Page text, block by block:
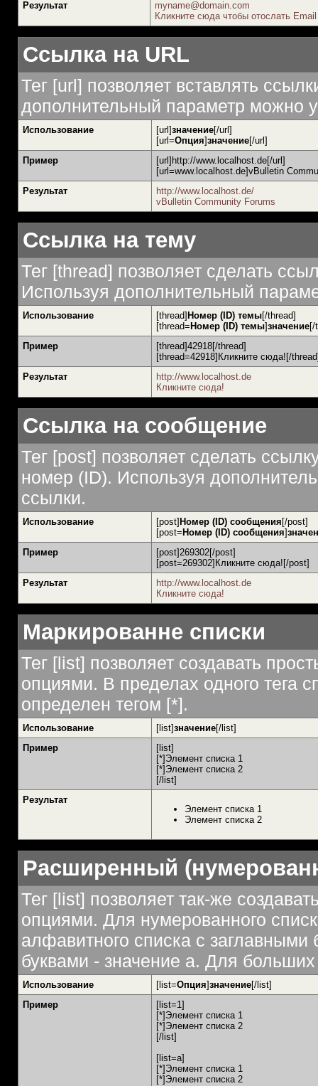
Результат
myname@domain.com
Кликните сюда чтобы отослать Email
Ссылка на URL
Тег [url] позволяет вставлять
дополнительный параметр можно
Использование [url]значение[/url]
[url=Опция]значение[/url]
Пример
[url]http://www.localhost.de[/url]
[url=www.localhost.de]vBulletin
Результат
http://www.localhost.de/
vBulletin Community Forums
Ссылка на тему
Тег [thread] позволяет сделать
Используя дополнительный
Использование [thread] Номер (ID) темы[/thread]
[thread= Номер (ID) темы]значение[/
Пример
[thread]42918[/thread]
[thread=42918]Кликните сюда![/
Результат
http://www.localhost.de
Кликните сюда!
Ссылка на сообщение
Тег [post] позволяет сделать
номер (ID). Используя
ссылки.
Использование [post] Номер (ID) сообщения [/post]
[post= Номер (ID) сообщения]
Пример
[post]269302[/post]
[post=269302]Кликните сюда![/post]
Результат
http://www.localhost.de
Кликните сюда!
Маркированне списки
Тег [list] позволяет создавать
опциями. В пределах одного тега
определен тегом [*].
Использование [list]значение[/list]
Пример
[list]
[*]Элемент списка 1
[*]Элемент списка 2
[/list]
Результат
Элемент списка 1
Элемент списка 2
Расширенный
Тег [list] позволяет так-же
опциями. Для нумерованного
алфавитного списка с
буквами - значение а. Для
Использование [list=Опция]значение[/list]
Пример
[list=1]
[*]Элемент списка 1
[*]Элемент списка 2
[/list]
[list=a]
[*]Элемент списка 1
[*]Элемент списка 2